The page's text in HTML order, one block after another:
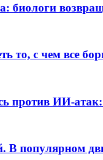
биологи
то, с чем все
против ИИ-
В популярном